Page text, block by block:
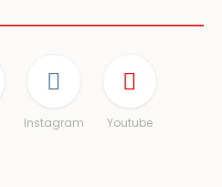
Instagram Youtube